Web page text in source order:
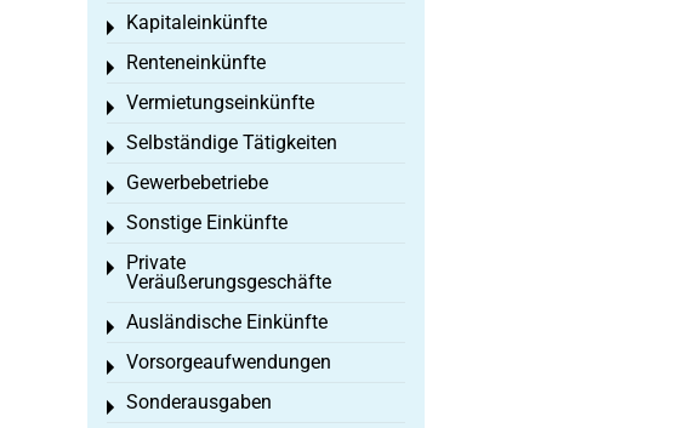
Kapitaleinkünfte
Toggle menu
Renteneinkünfte
Toggle menu
Vermietungseinkünfte
Toggle menu
Selbständige Tätigkeiten
Toggle menu
Gewerbebetriebe
Toggle menu
Sonstige Einkünfte
Toggle menu
Private
Veräußerungsgeschäfte
Toggle menu
Ausländische Einkünfte
Toggle menu
Vorsorgeaufwendungen
Toggle menu
Sonderausgaben
Toggle menu